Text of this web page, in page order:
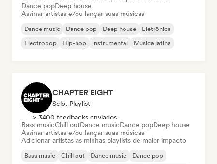
Dance popDeep house
Assinar artistas e/ou lançar suas músicas
Dance music Dance pop Deep house
Eletrônica
Electropop
Hip-hop Instrumental Música latina
CHAPTER EIGHT
Selo, Playlist
> 3400 feedbacks enviados
Bass musicChill outDance musicDance popDeep house
Assinar artistas e/ou lançar suas músicas
Adicionar artistas às minhas playlists de maior impacto
Bass music Chill out Dance music
Dance pop